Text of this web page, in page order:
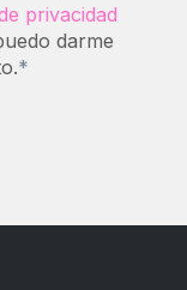
privacidad
darme
*